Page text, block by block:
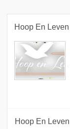
Hoop En Leven
Hoop En Leven